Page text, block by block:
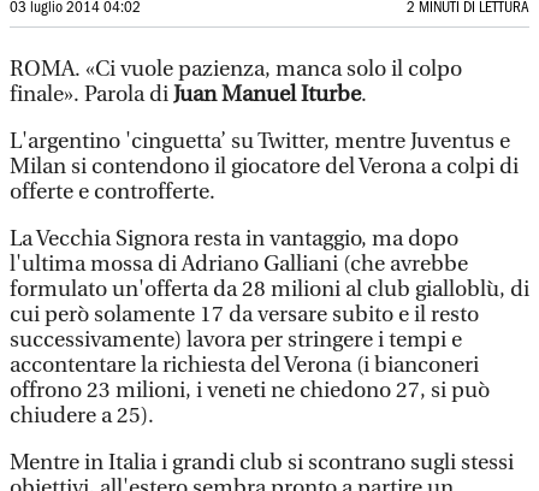
03 luglio 2014 04:02 2 MINUTI DI LETTURA
ROMA. «Ci vuole pazienza, manca solo il colpo
finale». Parola diJuan Manuel Iturbe.
L'argentino 'cinguetta’ su Twitter, mentre Juventus e
Milan si contendono il giocatore del Verona a colpi di
offerte e controfferte.
La Vecchia Signora resta in vantaggio, ma dopo
l'ultima mossa di Adriano Galliani (che avrebbe
formulato un'offerta da 28 milioni al club gialloblù, di
cui però solamente 17 da versare subito e il resto
successivamente) lavora per stringere i tempi e
accontentare la richiesta del Verona (i bianconeri
offrono 23 milioni, i veneti ne chiedono 27, si può
chiudere a 25).
Mentre in Italia i grandi club si scontrano sugli stessi